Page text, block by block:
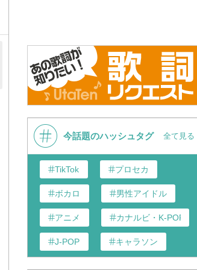
今話題のハッシュタグ 全て見る
TikTok プロセカ
ボカロ 男性アイドル
アニメ カナルビ・K-POP和訳
J-POP キャラソン